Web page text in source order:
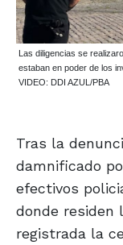
Las diligencias se
estaban en poder de los
VIDEO: DDI AZUL/PBA
Tras la
damnificado
efectivos
donde residen
registrada la